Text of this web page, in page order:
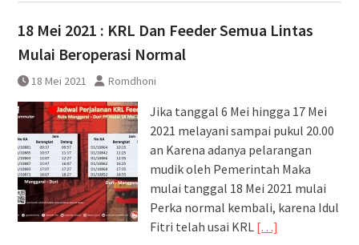
18 Mei 2021 : KRL Dan Feeder Semua Lintas
Mulai Beroperasi Normal
18 Mei 2021 Romdhoni
Jika tanggal 6 Mei hingga 17 Mei
2021 melayani sampai pukul 20.00
an Karena adanya pelarangan
mudik oleh Pemerintah Maka
mulai tanggal 18 Mei 2021 mulai
Perka normal kembali, karena Idul
Fitri telah usai KRL […]